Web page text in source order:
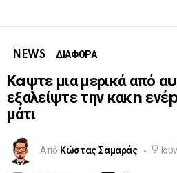
NEWS ΔΙΑΦΟΡΑ
Κaψτε μια μερικά από
εξαλείψτε την κακn
μάτι
Από Κώστας Σαμαράς 9